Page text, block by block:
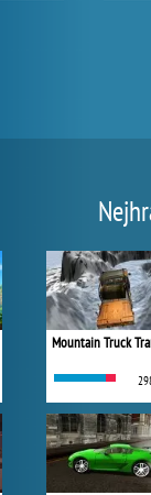
Mountain Truck